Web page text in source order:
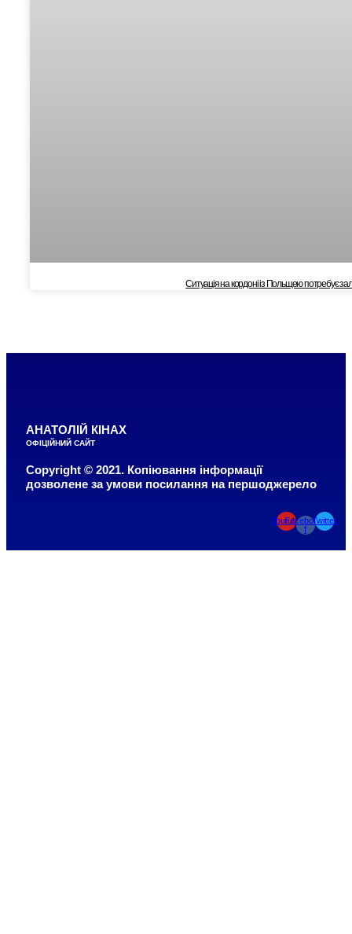
Cитуація на кордоні із Польщею потребує
АНАТОЛІЙ КІНАХ
ОФІЦІЙНИЙ САЙТ
Copyright © 2021. Копіювання інформації
дозволене за умови посилання на першоджерело
Youtube
Facebook-
f
Twitter